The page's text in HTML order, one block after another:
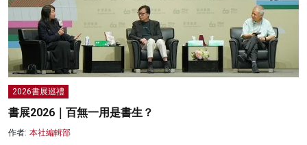
2026書展巡禮
書展2026｜百無一用是書生？
作者: 本社編輯部